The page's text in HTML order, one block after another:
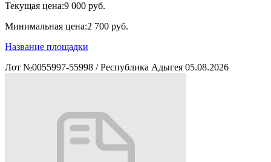
Текущая цена:9 000 руб.
Минимальная цена:2 700 руб.
Название площадки
Лот №0055997-55998 / Республика Адыгея 05.08.2026